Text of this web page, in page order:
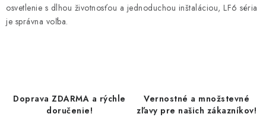
osvetlenie s dlhou životnosťou a jednoduchou inštaláciou, LF6 séria
je správna voľba.
Doprava ZDARMA a rýchle
doručenie!
Vernostné a množstevné
zľavy pre našich zákazníkov!